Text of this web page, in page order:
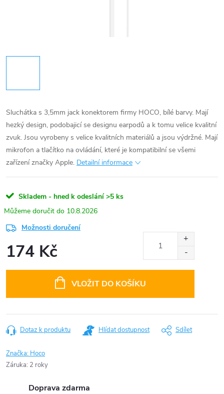
Sluchátka s 3,5mm jack konektorem firmy HOCO, bílé barvy. Mají
hezký design, podobajicí se designu earpodů a k tomu velice kvalitní
zvuk. Jsou vyrobeny s velice kvalitních materiálů a jsou výdržné. Mají
mikrofon a tlačítko na ovládání, které je kompatibilní se všemi
zařízení značky Apple. Detailní informace
Skladem - hned k odeslání >5 ks
10.8.2026
Možnosti doručení
174 Kč
VLOŽIT DO KOŠÍKU
Dotaz k produktu Hlídat dostupnost Sdílet
Značka: Hoco
Záruka: 2 roky
Doprava zdarma